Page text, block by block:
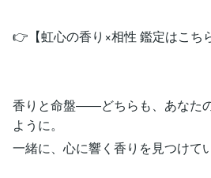
👉【虹心の香り×相性 鑑定はこち
香りと命盤――どちらも、あなた
ように。
一緒に、心に響く香りを見つけて